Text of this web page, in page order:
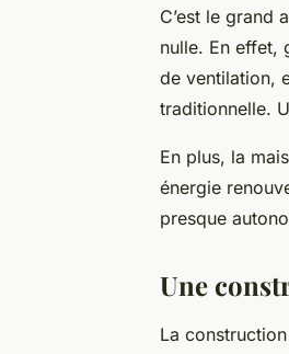
C’est le grand
nulle. En effet,
de ventilation,
traditionnelle.
En plus, la
énergie
presque
Une
La construction